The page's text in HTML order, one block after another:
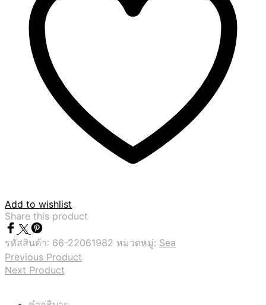
Add to wishlist
Share this product
รหัสสินค้า: 66-22061982 หมวดหมู่: Sea
Previous Product
Next Product